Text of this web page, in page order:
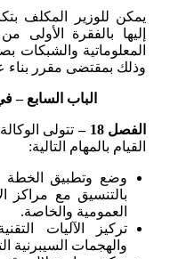
يمكن للوزير المكلف
إليها بالفقرة الأولى
المعلوماتية والشبكات
وذلك بمقتضى مقرر بناء
الباب السابع –
الفصل 18 –
تتولى
القيام بالمهام التالية:
وضع وتطبيق الخطة
بالتنسيق مع مراكز
العمومية والخاصة.
تركيز الآليات
والهجمات السيبرنية